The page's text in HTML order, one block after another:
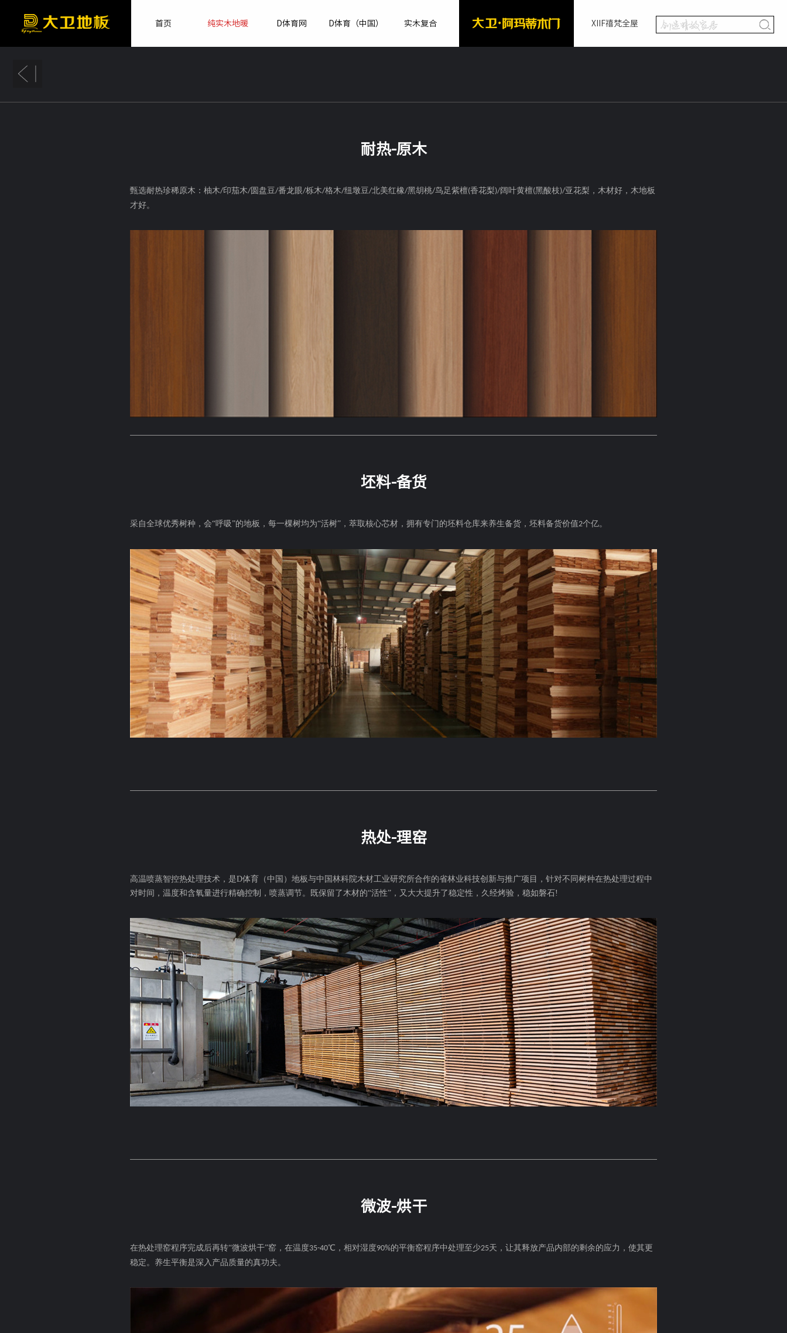
首页 纯实木地暖 D体育网 D体育（中国） 实木复合 XIIF禧梵全屋
耐热-原木
甄选耐热珍稀原木：柚木/印茄木/圆盘豆/番龙眼/栎木/格木/纽墩豆/北美红橡/黑胡桃/鸟足紫檀(香花梨)/阔叶黄檀(黑酸枝)/亚花梨，木材好，木地板
才好。
坯料-备货
采自全球优秀树种，会“呼吸”的地板，每一棵树均为“活树”，萃取核心芯材，拥有专门的坯料仓库来养生备货，坯料备货价值2个亿。
热处-理窑
高温喷蒸智控热处理技术，是D体育（中国）地板与中国林科院木材工业研究所合作的省林业科技创新与推广项目，针对不同树种在热处理过程中
对时间，温度和含氧量进行精确控制，喷蒸调节。既保留了木材的“活性”，又大大提升了稳定性，久经烤验，稳如磐石!
微波-烘干
在热处理窑程序完成后再转“微波烘干”窑，在温度35-40℃，相对湿度90%的平衡窑程序中处理至少25天，让其释放产品内部的剩余的应力，使其更
稳定。养生平衡是深入产品质量的真功夫。